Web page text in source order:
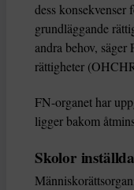
dess
grundläggande
andra behov,
rättigheter
FN-organet har
ligger bakom
Skolor inställda